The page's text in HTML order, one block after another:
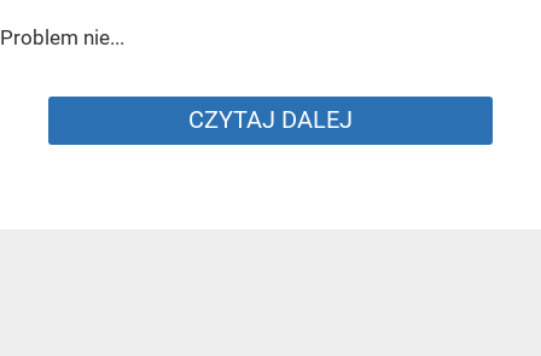
Problem nie...
CZYTAJ DALEJ